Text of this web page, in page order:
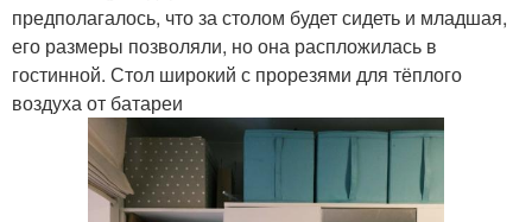
предполагалось, что за столом будет сидеть и младшая,
его размеры позволяли, но она распложилась в
гостинной. Стол широкий с прорезями для тёплого
воздуха от батареи